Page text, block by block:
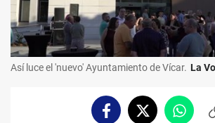
Así luce el 'nuevo' Ayuntamiento de Vícar. La
FacebookTwitter